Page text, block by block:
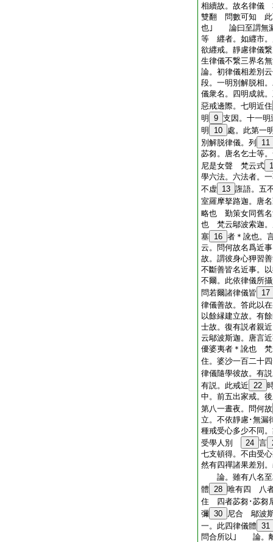
相續故。故名律
雙翻 問數可知 此
也｣ 論曰至謂無漏
等 纒者。如纒市。
欲纒戒。靜慮律儀
生律儀不繋三界名
論。初律儀相差別
段。一明別解脱相
儀衆名。四明成就
惡戒邊際。七明近住
明
9 支因。十一明
明
10 處。此第
別解脱律儀。列
11
苾芻。唐名乞士等
尼是女聲 梵云式
學六法。六法者。
不虚 13 誑語。五
室羅摩拏路迦。唐
略也 勤策女同舊名
也 梵云鄔波索迦。
塞 16 者＊訛也。
云。問何故名爲近
故。謂彼身心狎習
不斷善皆名近事。
不爾。此依律儀所
問若爾諸律儀皆
17
律儀善故。答此以
以餘縁建立故。有
士故。復有説者親
云鄔波斯迦。唐言
優婆夷者＊訛也 梵
住。婆沙一百二十
律儀隨學彼故。有
有説。此戒近 22
中。前五出家戒。
第八一晝夜。問何故
立。不依靜慮･無漏
種戒受心多少不同
受學人別
24 言
七支頓得。不由受
然有四禪諸果差別
論。雖有八名至
體 28 唯有四 八
住 四者苾芻･苾芻
彌 30 尼合 鄔波
一。此四律儀體 31
問合所以｣ 論。離